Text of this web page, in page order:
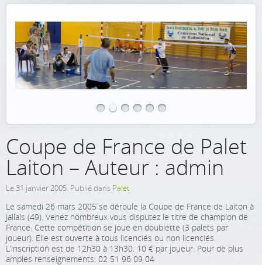
Coupe de France de Palet
Laiton – Auteur : admin
Le31 janvier 2005. Publié dans Palet
Le samedi 26 mars 2005 se déroule la Coupe de France de Laiton à
Jallais (49). Venez nombreux vous disputez le titre de champion de
France. Cette compétition se joue en doublette (3 palets par
joueur). Elle est ouverte à tous licenciés ou non licenciés.
L’inscription est de 12h30 à 13h30. 10 € par joueur. Pour de plus
amples renseignements: 02 51 96 09 04